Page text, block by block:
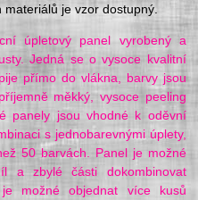
je vzor dostupný.
úpletový panel vyrobený a
Jedná se o vysoce kvalitní
přímo do vlákna, barvy jsou
měkký, vysoce peeling
panely jsou vhodné k oděvní
s jednobarevnými úplety,
50 barvách. Panel je možné
a zbylé části dokombinovat
možné objednat více kusů